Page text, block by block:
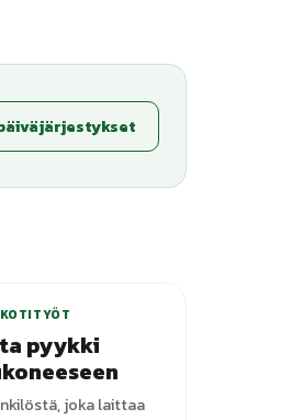
KOTITYÖT
pyykki
joka laittaa